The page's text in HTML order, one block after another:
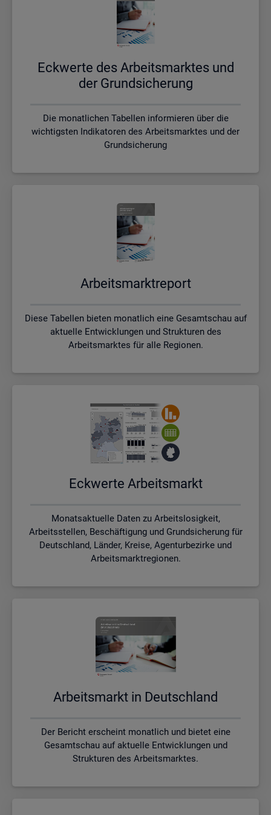
Eck­wer­te des Ar­beits­mark­tes und
der Grund­si­che­rung
Die monatlichen Tabellen informieren über die
wichtigsten Indikatoren des Arbeitsmarktes und der
Grundsicherung
Ar­beits­markt­re­port
Diese Tabellen bieten monatlich eine Gesamtschau auf
aktuelle Entwicklungen und Strukturen des
Arbeitsmarktes für alle Regionen.
Eck­wer­te Ar­beits­markt
Monatsaktuelle Daten zu Arbeitslosigkeit,
Arbeitsstellen, Beschäftigung und Grundsicherung für
Deutschland, Länder, Kreise, Agenturbezirke und
Arbeitsmarktregionen.
Ar­beits­markt in Deutsch­land
Der Bericht erscheint monatlich und bietet eine
Gesamtschau auf aktuelle Entwicklungen und
Strukturen des Arbeitsmarktes.